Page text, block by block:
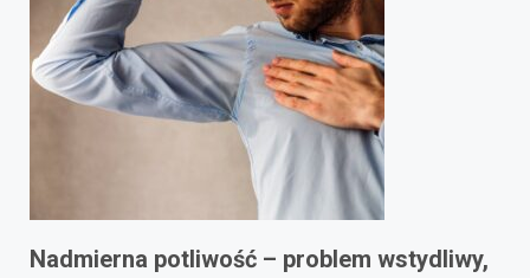
Nadmierna potliwość – problem wstydliwy,